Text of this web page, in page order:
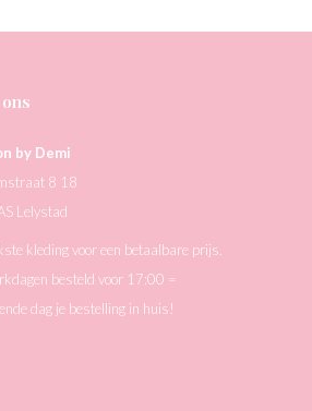
by Demi
8 18
Lelystad
kleding voor een betaalbare prijs.
besteld voor 17:00 =
dag je bestelling in huis!